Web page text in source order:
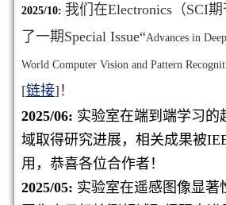
2025/10: 我们在Electronics（SCI
了一期Special Issue“Advances in
World Computer Vision and Pattern
[链接]！
2025/06: 实验室在端到端学习的
域取得研究进展，相关成果被
用，恭喜各位合作者！
2025/05: 实验室在遥感图像显著